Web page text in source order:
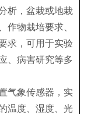
析，盆栽或地栽
作物栽培要求、
求，可用于实验
、病害研究等多
气象传感器，实
温度、湿度、光